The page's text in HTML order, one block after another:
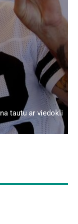
tautu ar viedokli